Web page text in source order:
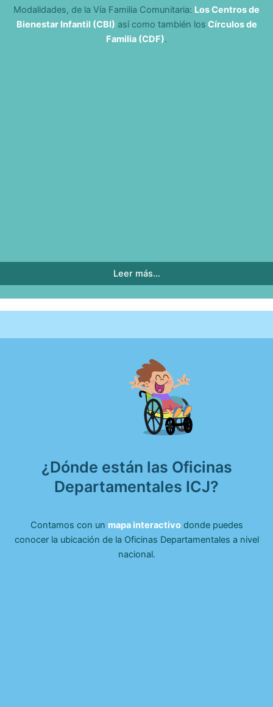
Modalidades, de la Vía Familia Comunitaria: Los Centros de
Bienestar Infantil (CBI) así como también los Círculos de
Familia (CDF).
Leer más…
¿Dónde están las Oficinas
Departamentales ICJ?
Contamos con un mapa interactivodonde puedes
conocer la ubicación de la Oficinas Departamentales a nivel
nacional.